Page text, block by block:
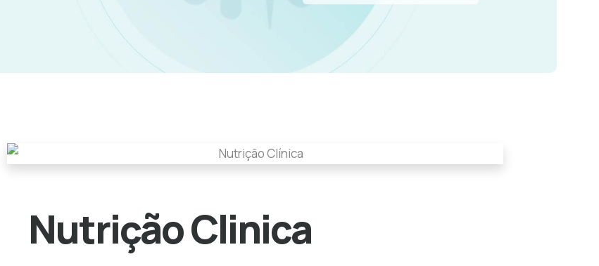
Nutrição Clinica